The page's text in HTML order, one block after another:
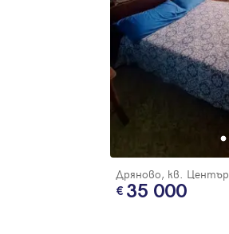
Дряново, кв. Център
35 000